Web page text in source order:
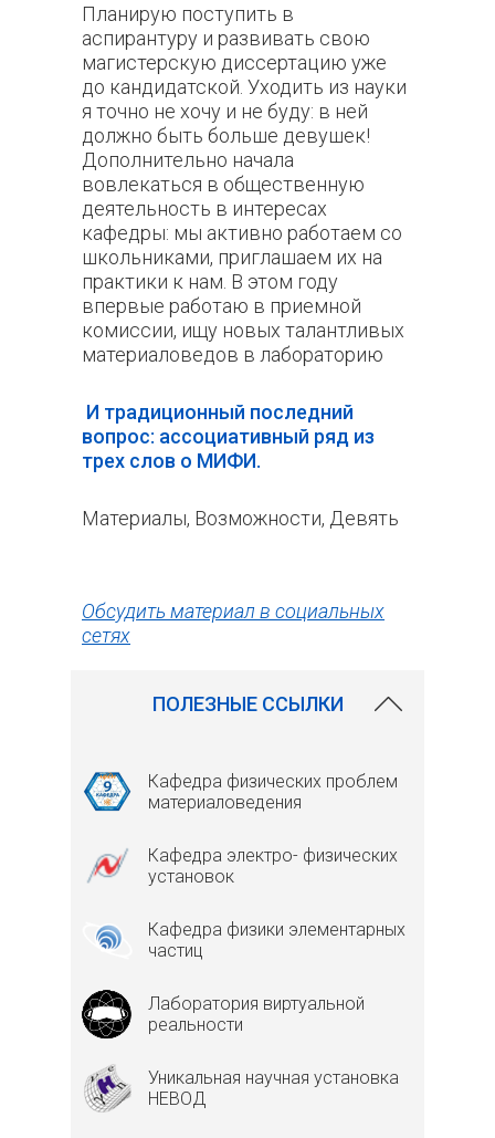
Планирую поступить в
аспирантуру и развивать свою
магистерскую диссертацию уже
до кандидатской. Уходить из науки
я точно не хочу и не буду: в ней
должно быть больше девушек!
Дополнительно начала
вовлекаться в общественную
деятельность в интересах
кафедры: мы активно работаем со
школьниками, приглашаем их на
практики к нам. В этом году
впервые работаю в приемной
комиссии, ищу новых талантливых
материаловедов в лабораторию
И традиционный последний
вопрос: ассоциативный ряд из
трех слов о МИФИ.
Материалы, Возможности, Девять
Обсудить материал в социальных
сетях
ПОЛЕЗНЫЕ ССЫЛКИ
Кафедра физических проблем
материаловедения
Кафедра электро- физических
установок
Кафедра физики элементарных
частиц
Лаборатория виртуальной
реальности
Уникальная научная установка
НЕВОД